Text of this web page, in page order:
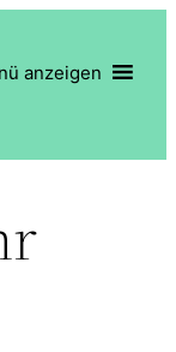
anzeigen